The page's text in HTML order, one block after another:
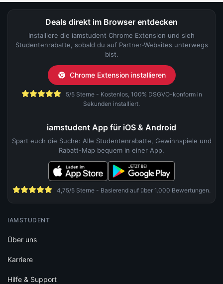
Deals direkt im Browser entdecken
Installiere die iamstudent Chrome Extension und sieh
Studentenrabatte, sobald du auf Partner-Websites unterwegs
bist.
Chrome Extension installieren
5/5 Sterne - Kostenlos, 100% DSGVO-konform in
Sekunden installiert.
iamstudent App für iOS & Android
Spart euch die Suche: Alle Studentenrabatte, Gewinnspiele und
Rabatt-Map bequem in einer App.
4,75/5 Sterne - Basierend auf über 1.000 Bewertungen.
IAMSTUDENT
Über uns
Karriere
Hilfe & Support